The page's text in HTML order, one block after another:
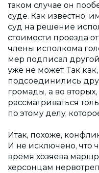
таком случае он
суде. Как известно,
суд на решение
стоимости проезда
члены исполкома
мер подписал
уже не может. Так
подсоединились
громады, а во
рассматриваться
по этому делу,
Итак, похоже,
И не исключено, что
время хозяева
херсонцам